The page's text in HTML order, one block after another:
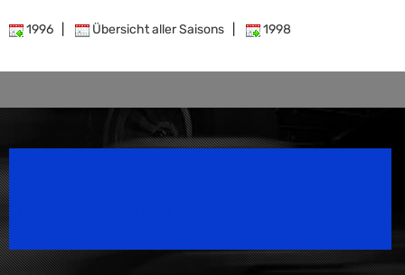
1996 Übersicht aller Saisons 1998